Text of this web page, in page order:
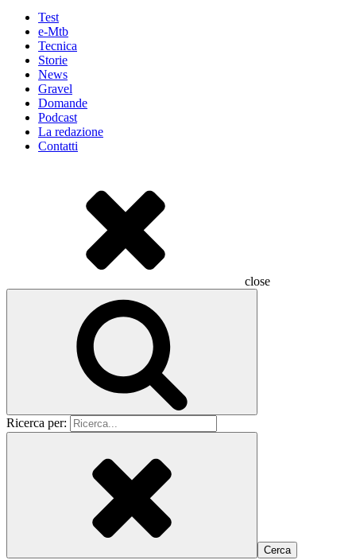
Test
e-Mtb
Tecnica
Storie
News
Gravel
Domande
Podcast
La redazione
Contatti
close
Ricerca per: